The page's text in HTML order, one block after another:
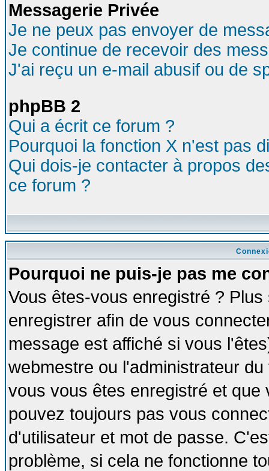
Messagerie Privée
Je ne peux pas envoyer de
Je continue de recevoir des
J'ai reçu un e-mail abusif ou de
phpBB 2
Qui a écrit ce forum ?
Pourquoi la fonction X n'est pas
Qui dois-je contacter à propos
ce forum ?
Pourquoi ne puis-je pas me
Vous êtes-vous enregistré ?
enregistrer afin de vous
message est affiché si vous
webmestre ou l'administrateur
vous vous êtes enregistré et
pouvez toujours pas vous
d'utilisateur et mot de passe.
problème, si cela ne fonctionne